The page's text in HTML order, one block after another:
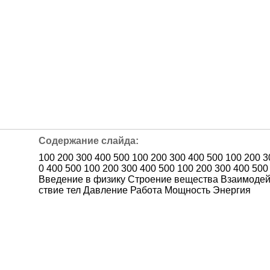
100 200 300 400 500 100 200 300 400 500 100 200
0 400 500 100 200 300 400 500 100 200 300 400 500
Введение в физику Строение вещества
ствие тел Давление Работа Мощность Энергия